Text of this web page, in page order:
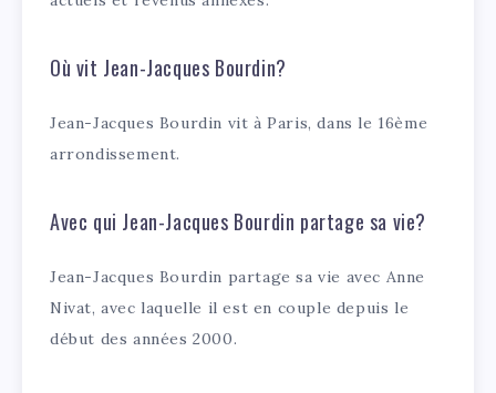
Où vit Jean-Jacques Bourdin?
Jean-Jacques Bourdin vit à Paris, dans le 16ème
arrondissement.
Avec qui Jean-Jacques Bourdin partage sa vie?
Jean-Jacques Bourdin partage sa vie avec Anne
Nivat, avec laquelle il est en couple depuis le
début des années 2000.